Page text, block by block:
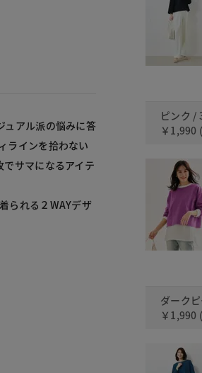
ュアル派の悩みに答
ラインを拾わない
サマになるアイテ
られる２WAYデザ
ピンク /
￥1,990
ダーク
￥1,990